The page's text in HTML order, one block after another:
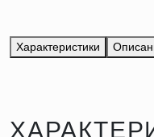
Характеристики